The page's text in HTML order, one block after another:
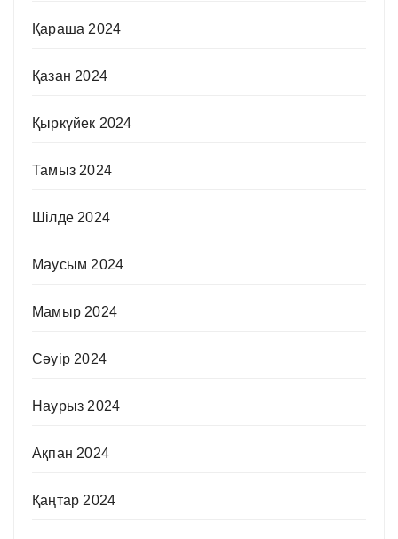
Қараша 2024
Қазан 2024
Қыркүйек 2024
Тамыз 2024
Шілде 2024
Маусым 2024
Мамыр 2024
Сәуір 2024
Наурыз 2024
Ақпан 2024
Қаңтар 2024